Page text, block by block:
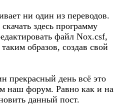
ни один из переводов.
здесь программу
файл Nox.csf,
образов, создав свой
прекрасный день всё это
наш форум. Равно как и на
данный пост.